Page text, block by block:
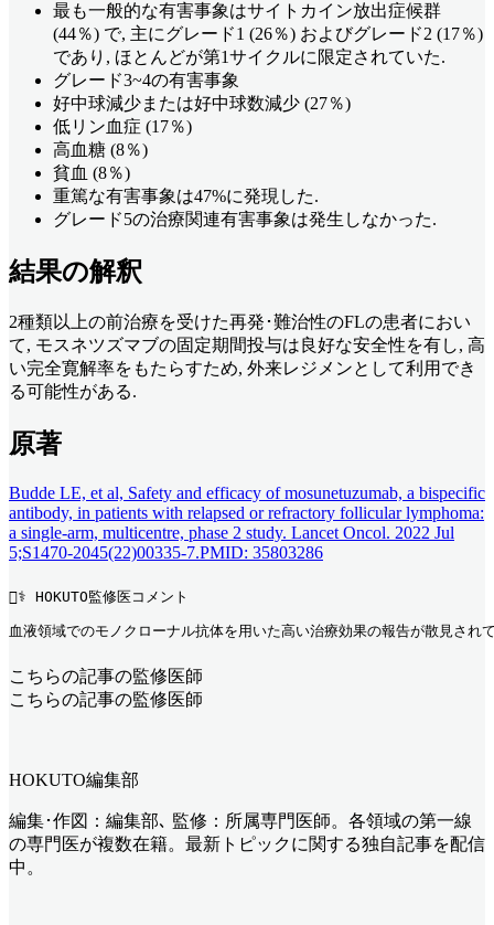
最も一般的な有害事象はサイトカイン放出症候群
(44％) で, 主にグレード1 (26％) およびグレード2 (17％)
であり, ほとんどが第1サイクルに限定されていた.
グレード3~4の有害事象
好中球減少または好中球数減少 (27％)
低リン血症 (17％)
高血糖 (8％)
貧血 (8％)
重篤な有害事象は47%に発現した.
グレード5の治療関連有害事象は発生しなかった.
結果の解釈
2種類以上の前治療を受けた再発･難治性のFLの患者におい
て, モスネツズマブの固定期間投与は良好な安全性を有し, 高
い完全寛解率をもたらすため, 外来レジメンとして利用でき
る可能性がある.
原著
Budde LE, et al, Safety and efficacy of mosunetuzumab, a bispecific
antibody, in patients with relapsed or refractory follicular lymphoma:
a single-arm, multicentre, phase 2 study. Lancet Oncol. 2022 Jul
5;S1470-2045(22)00335-7.PMID: 35803286
👨‍⚕️ HOKUTO監修医コメント
血液領域でのモノクローナル抗体を用いた高い治療効果の報告が散見さ
こちらの記事の監修医師
こちらの記事の監修医師
HOKUTO編集部
編集･作図：編集部､ 監修：所属専門医師。各領域の第一線
の専門医が複数在籍。最新トピックに関する独自記事を配信
中。